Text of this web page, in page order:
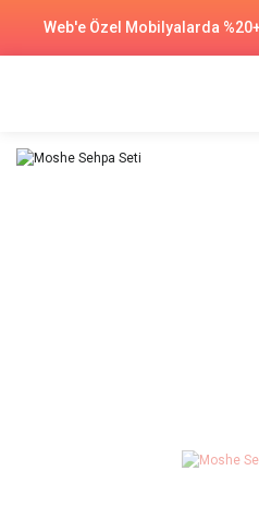
Web'e Özel Mobilyalarda